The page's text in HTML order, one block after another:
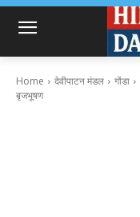
Home देवीपाटन मंडल गोंडा
बृजभूषण